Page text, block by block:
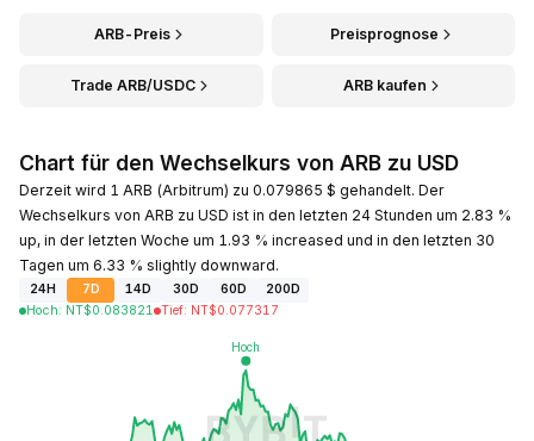
ARB-Preis Preisprognose
Trade ARB/USDC ARB kaufen
Chart für den Wechselkurs von ARB zu USD
Derzeit wird 1 ARB (Arbitrum) zu 0.079865 $ gehandelt. Der
Wechselkurs von ARB zu USD ist in den letzten 24 Stunden um 2.83 %
up, in der letzten Woche um 1.93 % increased und in den letzten 30
Tagen um 6.33 % slightly downward.
24H 7D 14D 30D 60D
200D
Hoch: NT$0.083821 Tief: NT$0.077317